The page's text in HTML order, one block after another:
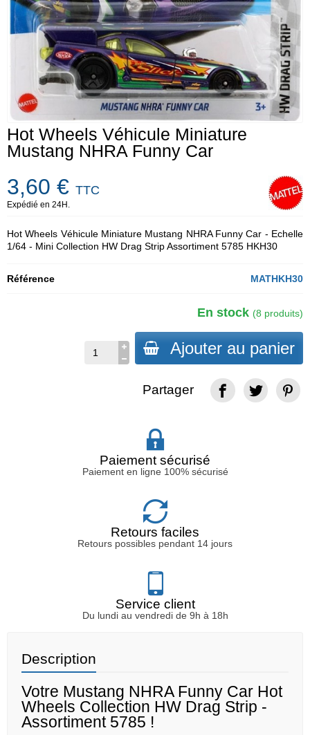
Hot Wheels Véhicule Miniature
Mustang NHRA Funny Car
3,60 € TTC
Expédié en 24H.
Hot Wheels Véhicule Miniature Mustang NHRA Funny Car - Echelle
1/64 - Mini Collection HW Drag Strip Assortiment 5785 HKH30
Référence MATHKH30
En stock (8 produits)
Ajouter au panier
Partager
Paiement sécurisé
Paiement en ligne 100% sécurisé
Retours faciles
Retours possibles pendant 14 jours
Service client
Du lundi au vendredi de 9h à 18h
Description
Votre Mustang NHRA Funny Car Hot
Wheels Collection HW Drag Strip -
Assortiment 5785 !